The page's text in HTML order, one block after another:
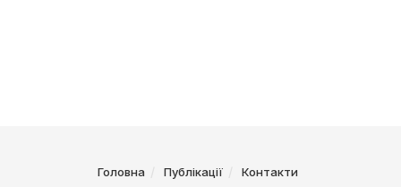
Головна Публікації Контакти